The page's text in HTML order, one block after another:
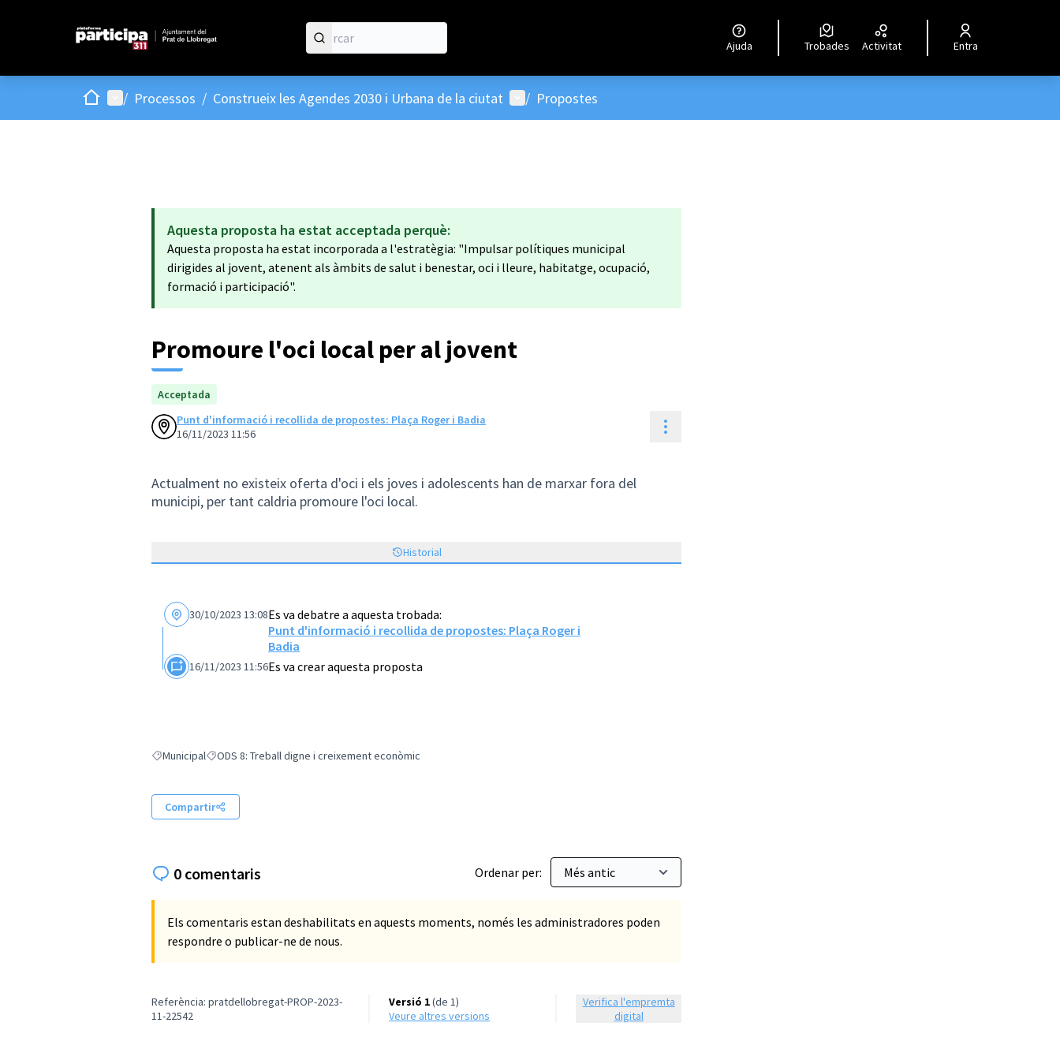
Ajuda Trobades Activitat Entra
Inici Menú principal
/ Processos / Construeix les Agendes 2030 i Urbana de la ciutat Menú d'usuari
/ Propostes
Aquesta proposta ha estat acceptada perquè:
Aquesta proposta ha estat incorporada a l'estratègia: "Impulsar polítiques municipal
dirigides al jovent, atenent als àmbits de salut i benestar, oci i lleure, habitatge, ocupació,
formació i participació".
Promoure l'oci local per al jovent
Acceptada
Punt d'informació i recollida de propostes: Plaça Roger i Badia
16/11/2023 11:56
Controls de recursos
Actualment no existeix oferta d'oci i els joves i adolescents han de marxar fora del
municipi, per tant caldria promoure l'oci local.
Historial
30/10/2023 13:08Es va debatre a aquesta trobada:
Punt d'informació i recollida de propostes: Plaça Roger i
Badia
16/11/2023 11:56Es va crear aquesta proposta
Resultats en filtrar per: Municipal
MunicipalResultats en filtrar per: ODS 8: Treball digne i creixement econòmic
ODS 8: Treball digne i creixement econòmic
Compartir
0 comentaris Ordenar per:
Els comentaris estan deshabilitats en aquests moments, només les administradores poden
respondre o publicar-ne de nous.
Referència: pratdellobregat-PROP-2023-
11-22542
Versió 1(de 1)
veure altres versions
Verifica l'empremta
digital